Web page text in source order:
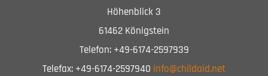
Höhenblick 3
61462 Königstein
Telefon: +49-6174-2597939
Telefax: +49-6174-2597940 info@childaid.net